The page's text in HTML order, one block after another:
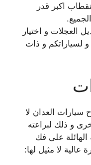
اكبر قدر
العجلات و اختيار
و لسياراتكم و ذات
سيارات العدان لا
و ذلك لبراعته
الهائلة على فك
عالية لا مثيل لها: